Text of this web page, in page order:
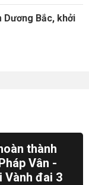
Dương Bắc, khởi
thành
Vân -
Vành đai 3